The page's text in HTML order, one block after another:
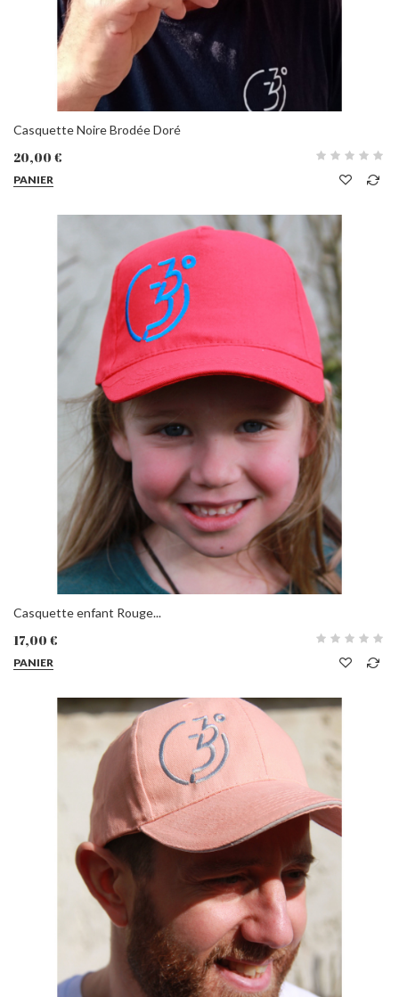
Casquette Noire Brodée Doré
20,00 €
PANIER
Casquette enfant Rouge...
17,00 €
PANIER